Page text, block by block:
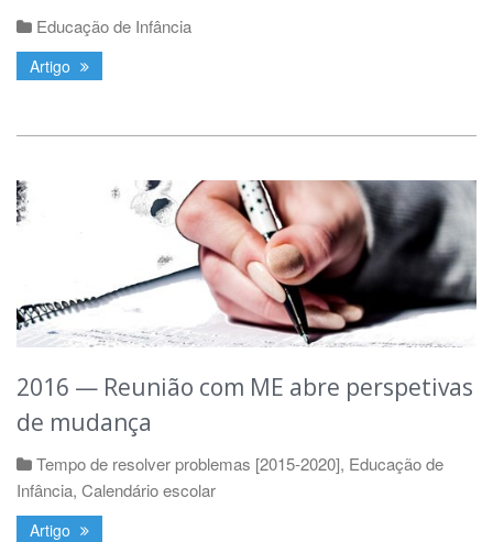
Educação de Infância
Artigo
2016 — Reunião com ME abre perspetivas
de mudança
Tempo de resolver problemas [2015-2020], Educação de
Infância, Calendário escolar
Artigo